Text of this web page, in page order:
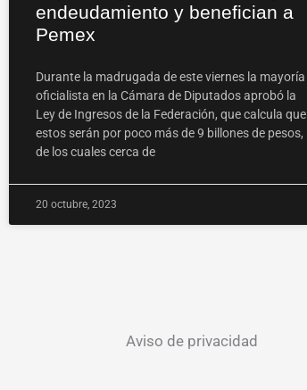
endeudamiento y benefician a
Pemex
Durante la madrugada de este viernes la mayoría
oficialista en la Cámara de Diputados aprobó la
Ley de Ingresos de la Federación, que calcula que
estos serán por poco más de 9 billones de pesos,
de los cuales cerca de
20 octubre, 2023
Aviso de privacidad